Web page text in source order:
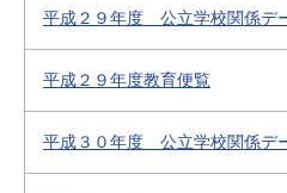
平成２９年度 公立学校関係デ
平成２９年度教育便覧
平成３０年度 公立学校関係デ